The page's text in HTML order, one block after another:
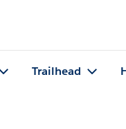
Trailhead